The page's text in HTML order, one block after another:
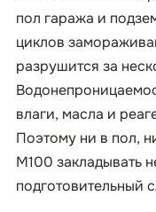
пол гаража и
циклов
разрушится за
влаги, масла и
Поэтому ни в пол,
М100 закладывать
подготовительный